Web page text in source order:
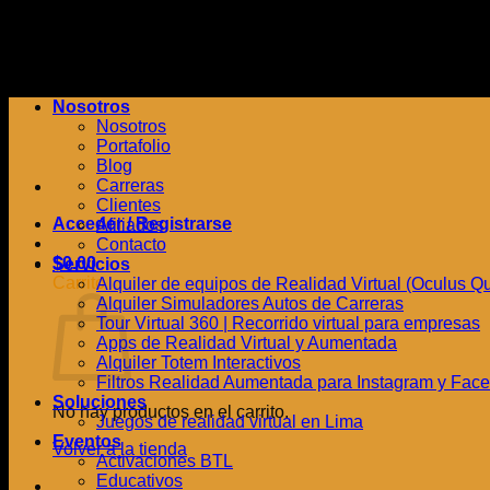
Acceder / Registrarse
$0.00
Carrito
No hay productos en el carrito.
Volver a la tienda
Nosotros
Nosotros
Portafolio
Blog
Carreras
Clientes
Afiliados
Contacto
Servicios
Alquiler de equipos de Realidad Virtual (Oculus
Alquiler Simuladores Autos de Carreras
Tour Virtual 360 | Recorrido virtual para empresas
Apps de Realidad Virtual y Aumentada
Alquiler Totem Interactivos
Filtros Realidad Aumentada para Instagram y
Soluciones
Juegos de realidad virtual en Lima
Eventos
Activaciones BTL
Educativos